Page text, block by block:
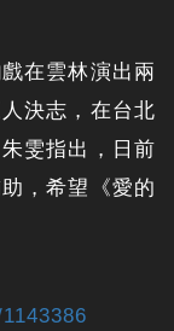
在雲林演出兩
決志，在台北
雯指出，日前
，希望《愛的